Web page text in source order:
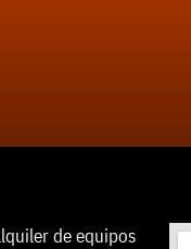
de equipos